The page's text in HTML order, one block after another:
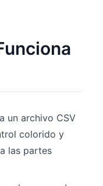
un archivo CSV
colorido y
las partes